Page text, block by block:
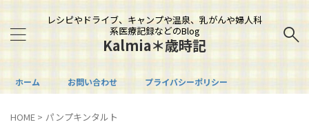
レシピやドライブ、キャンプや温泉、乳がんや婦人科
系医療記録などのBlog
Kalmia＊歳時記
ホーム お問い合わせ プライバシーポリシー
HOME > パンプキンタルト